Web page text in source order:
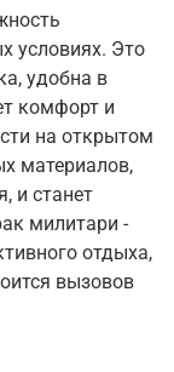
условиях. Это
удобна в
комфорт и
на открытом
материалов,
и станет
милитари -
отдыха,
вызовов